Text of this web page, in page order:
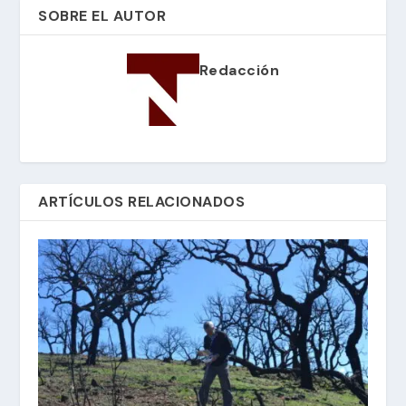
SOBRE EL AUTOR
Redacción
ARTÍCULOS RELACIONADOS